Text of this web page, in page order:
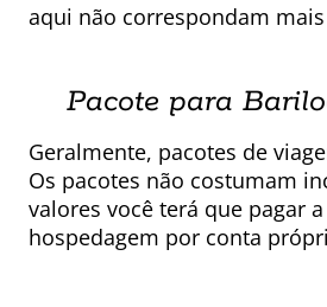
aqui não correspondam
Pacote para
Geralmente, pacotes de
Os pacotes não costumam
valores você terá que pagar
hospedagem por conta